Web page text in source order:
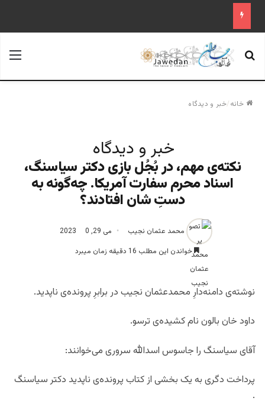
جستجو برای
خانه/خبر و دیدگاه
خبر و دیدگاه
نکته‌ی مهم،‌ در بُجُل بازی دکتر سیاسنگ،
اسناد محرم سفارت آمریکا. چه‌گونه به
دستِ شان افتادند؟
محمد عثمان نجیب می 29, 2023
0
خواندن این مطلب 16 دقیقه زمان میبرد
نوشته‌ی دامنه‌دارِ محمدعثمان نجیب در برابرِ پرونده‌ی ناپدید.
داود خان بالون نام کشیده‌ی ترسو.‌
آقای سیاسنگ را جاسوس اسدالله سروری می‌خوانند:
پرداخت دگری به یک بخشی از کتاب پرونده‌ی ناپدید دکتر سیاسنگ
.